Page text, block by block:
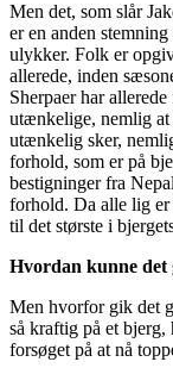
Men det, som slår
er en anden
ulykker. Folk er
allerede, inden
Sherpaer har
utænkelige, nemlig
utænkelig sker,
forhold, som er på
bestigninger fra
forhold. Da alle lig
til det største i
Hvordan kunne det
Men hvorfor gik det
så kraftig på et
forsøget på at nå